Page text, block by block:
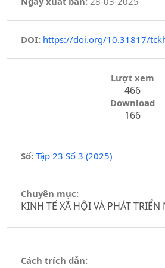
DOI: https://doi.org/10.31817/
Lượt xem
466
Download
166
Số: Tập 23 Số 3 (2025)
Chuyên mục:
KINH TẾ XÃ HỘI VÀ PHÁT
Cách trích dẫn: